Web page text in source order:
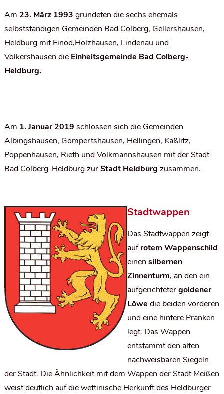
Am 23. März 1993 gründeten die sechs ehemals
selbstständigen Gemeinden Bad Colberg, Gellershausen,
Heldburg mit Einöd,Holzhausen, Lindenau und
Völkershausen die Einheitsgemeinde Bad Colberg-
Heldburg.
Am 1. Januar 2019 schlossen sich die Gemeinden
Albingshausen, Gompertshausen, Hellingen, Käßlitz,
Poppenhausen, Rieth und Volkmannshausen mit der Stadt
Bad Colberg-Heldburg zurStadt Heldburg zusammen.
Stadtwappen
Das Stadtwappen zeigt
aufrotem Wappenschild
einen silbernen
Zinnenturm, an den ein
aufgerichtetergoldener
Löwe die beiden vorderen
und eine hintere Pranken
legt. Das Wappen
entstammt den alten
nachweisbaren Siegeln
der Stadt. Die Ähnlichkeit mit dem Wappen der Stadt Meißen
weist deutlich auf die wettinische Herkunft des Heldburger